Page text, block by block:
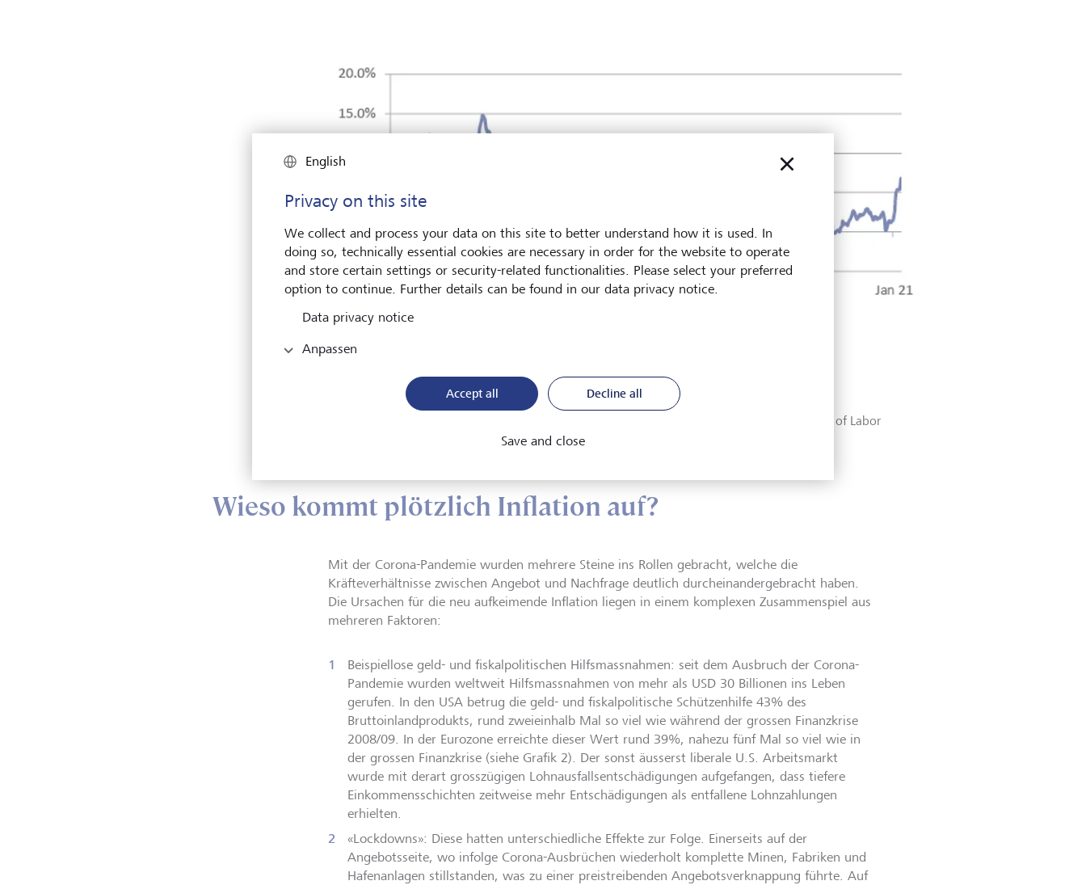
Grafik 1: U.S. Inflation gegenüber Vorjahr erreicht nahezu 40-Jahreshoch (Quelle: U.S. Bureau of Labor
Wieso kommt plötzlich Inflation auf?
Mit der Corona-Pandemie wurden mehrere Steine ins Rollen gebracht, welche die
Kräfteverhältnisse zwischen Angebot und Nachfrage deutlich durcheinandergebracht haben.
Die Ursachen für die neu aufkeimende Inflation liegen in einem komplexen Zusammenspiel aus
mehreren Faktoren:
Beispiellose geld- und fiskalpolitischen Hilfsmassnahmen: seit dem Ausbruch der Corona-
Pandemie wurden weltweit Hilfsmassnahmen von mehr als USD 30 Billionen ins Leben
gerufen. In den USA betrug die geld- und fiskalpolitische Schützenhilfe 43% des
Bruttoinlandprodukts, rund zweieinhalb Mal so viel wie während der grossen Finanzkrise
2008/09. In der Eurozone erreichte dieser Wert rund 39%, nahezu fünf Mal so viel wie in
der grossen Finanzkrise (siehe Grafik 2). Der sonst äusserst liberale U.S. Arbeitsmarkt
wurde mit derart grosszügigen Lohnausfallsentschädigungen aufgefangen, dass tiefere
Einkommensschichten zeitweise mehr Entschädigungen als entfallene Lohnzahlungen
erhielten.
«Lockdowns»: Diese hatten unterschiedliche Effekte zur Folge. Einerseits auf der
Angebotsseite, wo infolge Corona-Ausbrüchen wiederholt komplette Minen, Fabriken und
Hafenanlagen stillstanden, was zu einer preistreibenden Angebotsverknappung führte. Auf
English
Privacy on this site
We collect and process your data on this site to better understand how it is used. In
doing so, technically essential cookies are necessary in order for the website to operate
and store certain settings or security-related functionalities. Please select your preferred
option to continue. Further details can be found in our data privacy notice.
Data privacy notice
Anpassen
Accept all Decline all
Save and close